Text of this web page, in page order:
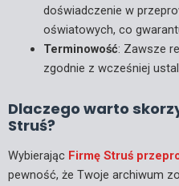
doświadczenie w
oświatowych, co
Terminowość: Zawsze
zgodnie z wcześniej
Dlaczego warto
Struś?
Wybierając Firmę Struś
pewność, że Twoje archiwum